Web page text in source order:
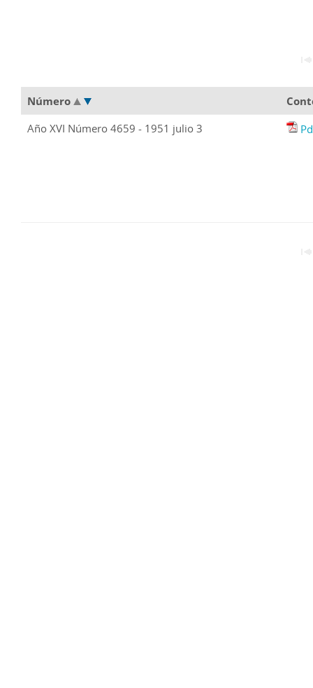
Número
Año XVI Número 4659 - 1951 julio 3